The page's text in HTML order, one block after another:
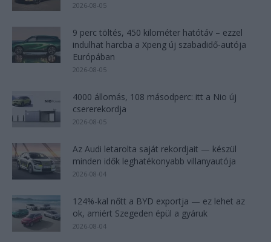
2026-08-05
9 perc töltés, 450 kilométer hatótáv – ezzel
indulhat harcba a Xpeng új szabadidő-autója
Európában
2026-08-05
4000 állomás, 108 másodperc: itt a Nio új
csererekordja
2026-08-05
Az Audi letarolta saját rekordjait — készül
minden idők leghatékonyabb villanyautója
2026-08-04
124%-kal nőtt a BYD exportja — ez lehet az
ok, amiért Szegeden épül a gyáruk
2026-08-04